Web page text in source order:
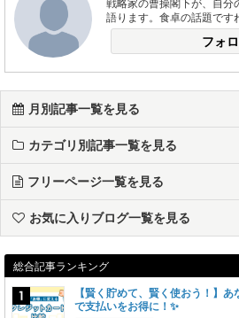
語ります。食卓の話題です
フォ
月別記事一覧を見る
カテゴリ別記事一覧を見る
フリーページ一覧を見る
お気に入りブログ一覧を見る
総合記事ランキング
【賢く貯めて、賢く使おう！】
で支払いをお得に！✨